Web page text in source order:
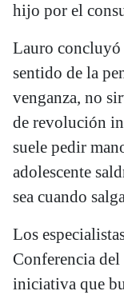
hijo por el
Lauro concluyó
sentido de la
venganza, no
de revolución
suele pedir
adolescente
sea cuando
Los
Conferencia
iniciativa que